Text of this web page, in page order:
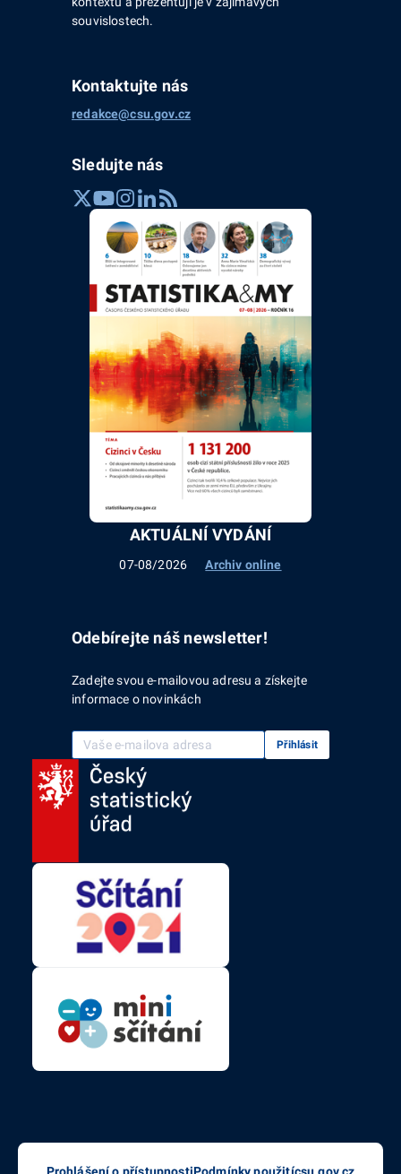
souvislostech.
Kontaktujte nás
redakce@csu.gov.cz
Sledujte nás
AKTUÁLNÍ VYDÁNÍ
07-08/2026 Archiv online
Odebírejte náš newsletter!
Zadejte svou e-mailovou adresu a získejte
informace o novinkách
Vaše e-mailová adresa Přihlásit